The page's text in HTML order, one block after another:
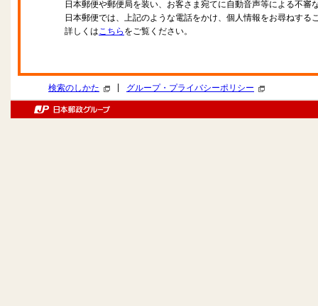
日本郵便や郵便局を装い、お客さま宛てに自動音声等による不審
日本郵便では、上記のような電話をかけ、個人情報をお尋ねする
詳しくはこちら をご覧ください。
検索のしかた グループ・プライバシーポリシー